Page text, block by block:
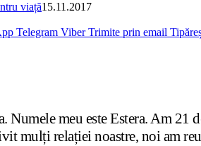
viață15.11.2017
Telegram Viber Trimite prin email
Numele meu este Estera. Am
mulți relației noastre, noi am